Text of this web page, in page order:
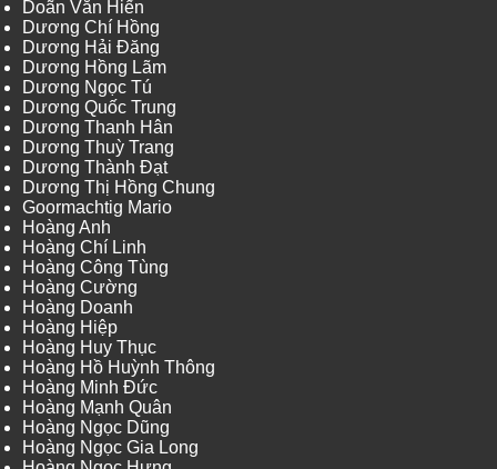
Doãn Văn Hiến
Dương Chí Hồng
Dương Hải Đăng
Dương Hồng Lãm
Dương Ngọc Tú
Dương Quốc Trung
Dương Thanh Hân
Dương Thuỳ Trang
Dương Thành Đạt
Dương Thị Hồng Chung
Goormachtig Mario
Hoàng Anh
Hoàng Chí Linh
Hoàng Công Tùng
Hoàng Cường
Hoàng Doanh
Hoàng Hiệp
Hoàng Huy Thục
Hoàng Hồ Huỳnh Thông
Hoàng Minh Đức
Hoàng Mạnh Quân
Hoàng Ngọc Dũng
Hoàng Ngọc Gia Long